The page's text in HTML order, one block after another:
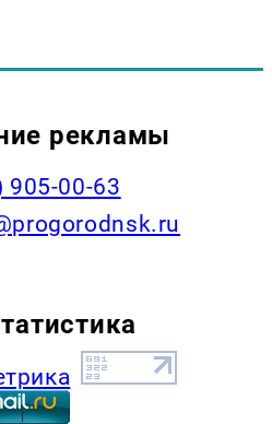
рекламы
905-00-63